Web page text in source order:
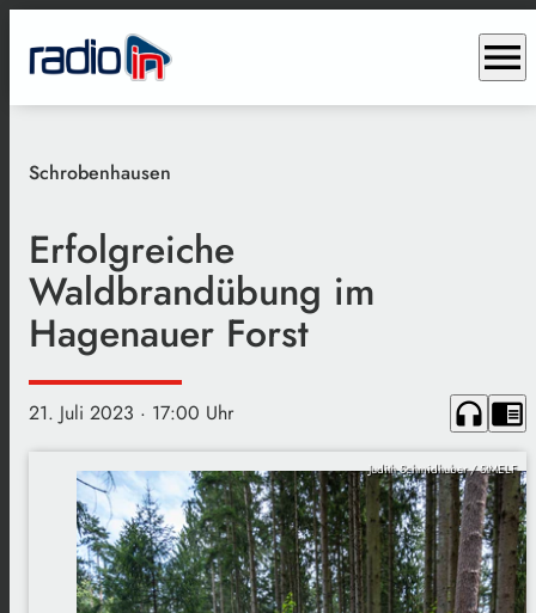
menu
Schrobenhausen
Erfolgreiche
Waldbrandübung im
Hagenauer Forst
21. Juli 2023 · 17:00 Uhr headphones chrome_reader_mode
Judith Schmidhuber / StMELF